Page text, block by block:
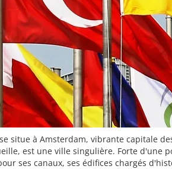
situe à Amsterdam, vibrante capitale
est une ville singulière. Forte d'une
ses canaux, ses édifices chargés